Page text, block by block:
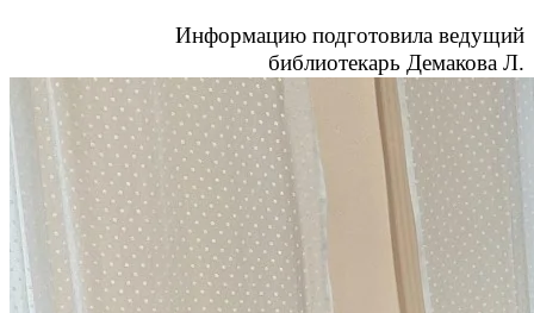
Информацию подготовила ведущий
библиотекарь Демакова Л.